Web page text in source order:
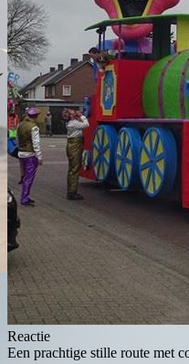
Reactie
Een prachtige stille route met